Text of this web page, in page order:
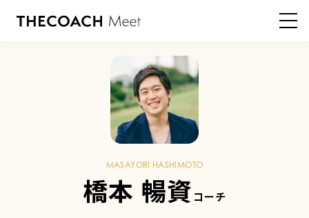
MASAYORI HASHIMOTO
橋本 暢資